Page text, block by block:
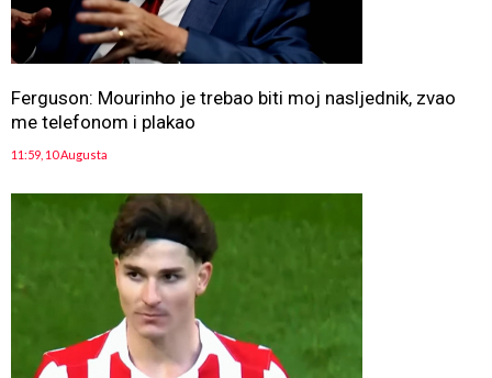
Ferguson: Mourinho je trebao biti moj nasljednik, zvao
me telefonom i plakao
11:59, 10 Augusta